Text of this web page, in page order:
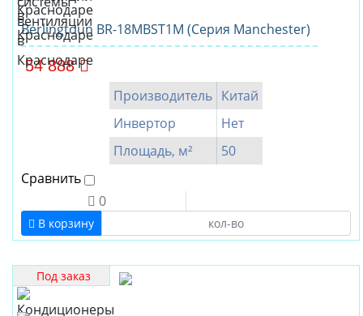
Berlingtoun BR-18MBST1M (Серия Manchester)
54 888
Производитель Китай
Инвертор
Нет
Площадь, м²
50
Сравнить
0
В корзину
Под заказ